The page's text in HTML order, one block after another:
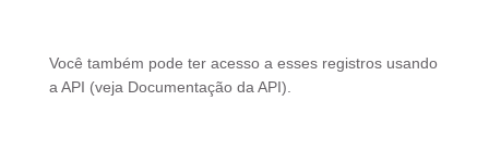
Você também pode ter acesso a esses registros usando
a API (veja Documentação da API ).